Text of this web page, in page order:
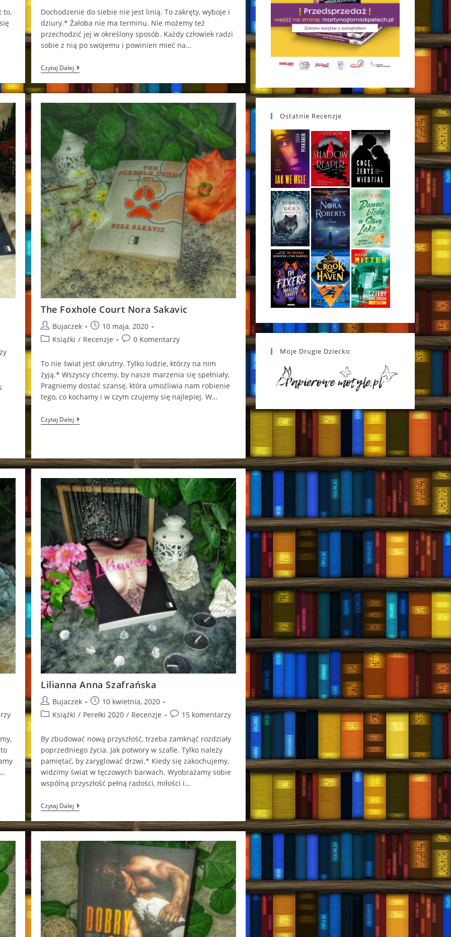
to,
Do­cho­dze­nie do sie­bie nie jest linią. To za­krę­ty, wy­bo­je i
dziu­ry.* Żałoba nie ma terminu. Nie możemy też
przechodzić jej w określony sposób. Każdy człowiek radzi
sobie z nią po swojemu i powinien mieć na…
Czytaj Dalej Południowe
Sztormy
Brittainy
C.
The Foxhole Court Nora Sakavic
Post
author:
Bujaczek
Post
published:
10 maja, 2020
PostKsiążki / Recenzje
Post0 Komentarzy
To nie świat jest okrutny. Tylko ludzie, którzy na nim
żyją.* Wszyscy chcemy, by nasze marzenia się spełniały,
Pragniemy dostać szansę, która umożliwia nam robienie
tego, co kochamy i w czym czujemy się najlepiej. W…
Czytaj Dalej The
Foxhole
Lilianna Anna Szafrańska
Post
author:
Bujaczek
Post
published:
10 kwietnia, 2020
PostKsiążki / Perełki 2020 / Recenzje
Post15 komentarzy
By zbudować nową przyszłość, trzeba zamknąć rozdziały
poprzedniego życia. Jak potwory w szafie. Tylko należy
pamiętać, by zaryglować drzwi.* Kiedy się zakochujemy,
widzimy świat w tęczowych barwach. Wyobrażamy sobie
wspólną przyszłość pełną radości, miłości i…
Czytaj Dalej Lilianna
Anna
Szafrańska
Ostatnie Recenzje
Moje Drugie Dziecko